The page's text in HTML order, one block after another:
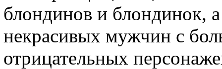
блондинов и блондинок,
некрасивых мужчин с
отрицательных